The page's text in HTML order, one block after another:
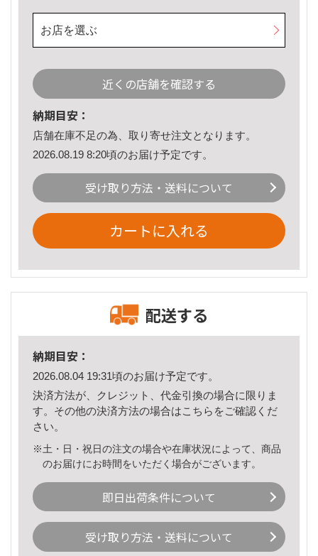
お店を選ぶ
近くの店舗を確認する
納期目安：
店舗在庫不足の為、取り寄せ注文となります。
2026.08.19 8:20頃のお届け予定です。
受け取り方法・送料について
カートに入れる
配送する
納期目安：
2026.08.04 19:31頃のお届け予定です。
決済方法が、クレジット、代金引換の場合に限りま
す。その他の決済方法の場合はこちら をご確認くだ
さい。
※土・日・祝日の注文の場合や在庫状況によって、商品
のお届けにお時間をいただく場合がございます。
即日出荷条件について
受け取り方法・送料について